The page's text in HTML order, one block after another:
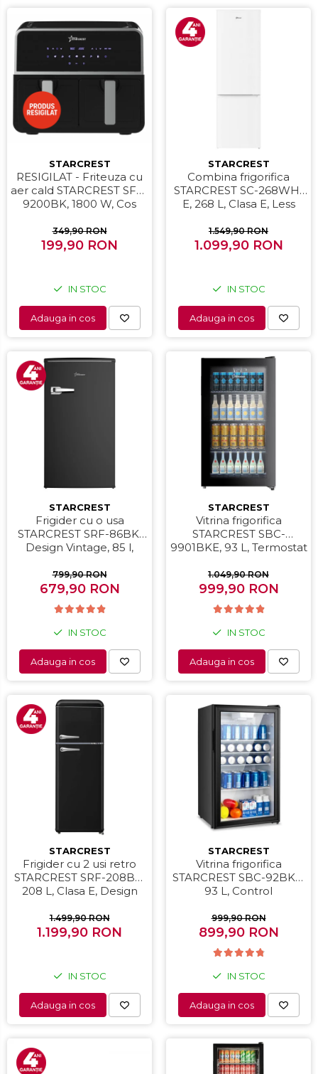
STARCREST
RESIGILAT - Friteuza cu
aer cald STARCREST SFR-
9200BK, 1800 W, Cos
80 - 200 °C, 8 programe
predefinite, Negru
349,90 RON
199,90 RON
IN STOC
Adauga in cos
STARCREST
Combina frigorifica
STARCREST SC-268WH-
E, 268 L, Clasa E, Less
Iluminare LED, Picioare
ajustabile, Usi reversibile,
1.549,90 RON
1.099,90 RON
IN STOC
Adauga in cos
STARCREST
Frigider cu o usa
STARCREST SRF-86BK,
Design Vintage, 85 l,
interioara, H 84 cm,
Negru
799,90 RON
679,90 RON
IN STOC
Adauga in cos
STARCREST
Vitrina frigorifica
STARCREST SBC-
9901BKE, 93 L, Termostat
Usa sticla, H 84.5 cm,
Negru
1.049,90 RON
999,90 RON
IN STOC
Adauga in cos
STARCREST
Frigider cu 2 usi retro
STARCREST SRF-208BK,
208 L, Clasa E, Design
Termostat Reglabil, H 147
cm, Negru
1.499,90 RON
1.199,90 RON
IN STOC
Adauga in cos
STARCREST
Vitrina frigorifica
STARCREST SBC-92BKE,
93 L, Control
H 83.2 cm, Negru
999,90 RON
899,90 RON
IN STOC
Adauga in cos